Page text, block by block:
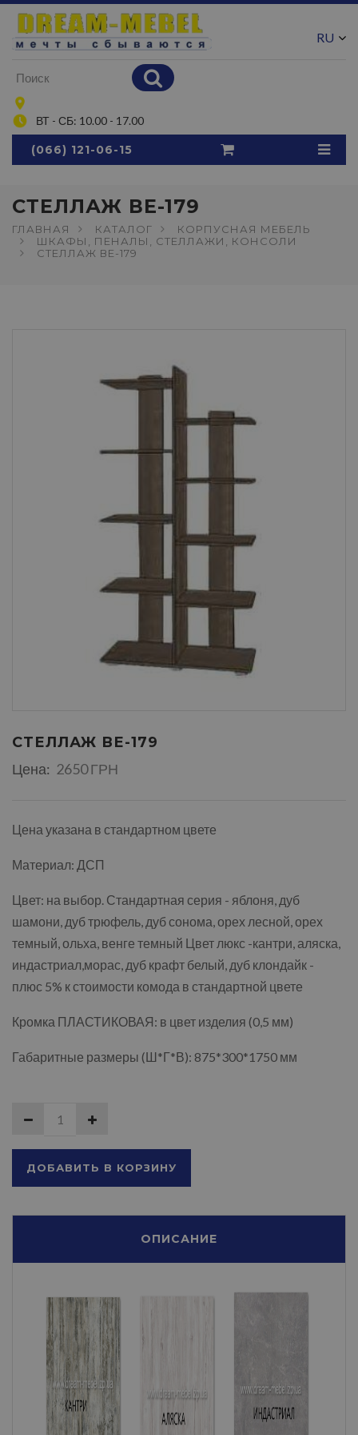
ВТ - СБ: 10.00 - 17.00
RU
(066) 121-06-15
СТЕЛЛАЖ ВЕ-179
ГЛАВНАЯ КАТАЛОГ
КОРПУСНАЯ МЕБЕЛЬ
ШКАФЫ, ПЕНАЛЫ, СТЕЛЛАЖИ, КОНСОЛИ
СТЕЛЛАЖ ВЕ-179
СТЕЛЛАЖ ВЕ-179
Цена: 2650 ГРН
Цена указана в стандартном цвете
Материал: ДСП
Цвет: на выбор. Стандартная серия - яблоня, дуб
шамони, дуб трюфель, дуб сонома, орех лесной, орех
темный, ольха, венге темный Цвет люкс -кантри, аляска,
индастриал,морас, дуб крафт белый, дуб клондайк -
плюс 5% к стоимости комода в стандартной цвете
Кромка ПЛАСТИКОВАЯ: в цвет изделия (0,5 мм)
Габаритные размеры (Ш*Г*В): 875*300*1750 мм
ДОБАВИТЬ В КОРЗИНУ
ОПИСАНИЕ